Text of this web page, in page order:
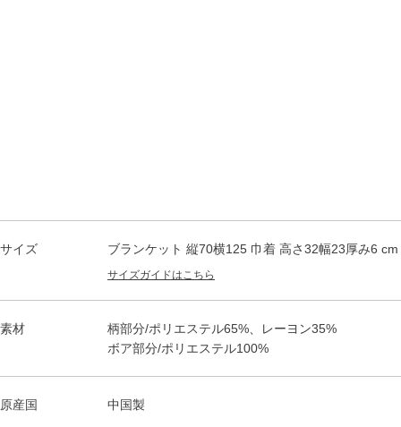
サイズ ブランケット 縦70横125 巾着 高さ32幅23厚み6 cm
サイズガイドはこちら
素材
柄部分/ポリエステル65%、レーヨン35%
ボア部分/ポリエステル100%
原産国 中国製